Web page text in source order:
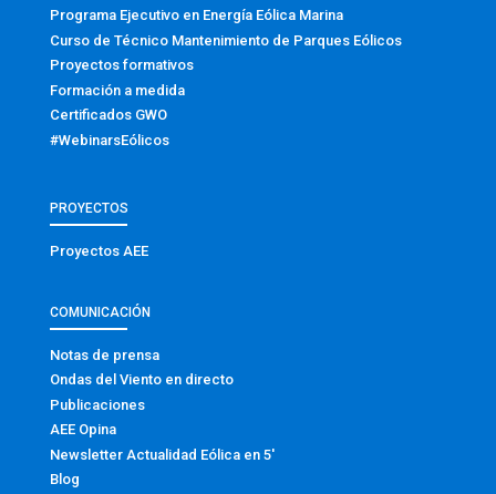
Programa Ejecutivo en Energía Eólica Marina
Curso de Técnico Mantenimiento de Parques Eólicos
Proyectos formativos
Formación a medida
Certificados GWO
#WebinarsEólicos
PROYECTOS
Proyectos AEE
COMUNICACIÓN
Notas de prensa
Ondas del Viento en directo
Publicaciones
AEE Opina
Newsletter Actualidad Eólica en 5′
Blog